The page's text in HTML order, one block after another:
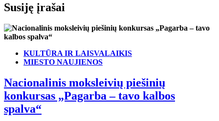
Susiję įrašai
KULTŪRA IR LAISVALAIKIS
MIESTO NAUJIENOS
Nacionalinis moksleivių piešinių
konkursas „Pagarba – tavo kalbos
spalva“